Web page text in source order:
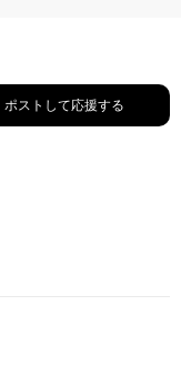
ポストして応援する